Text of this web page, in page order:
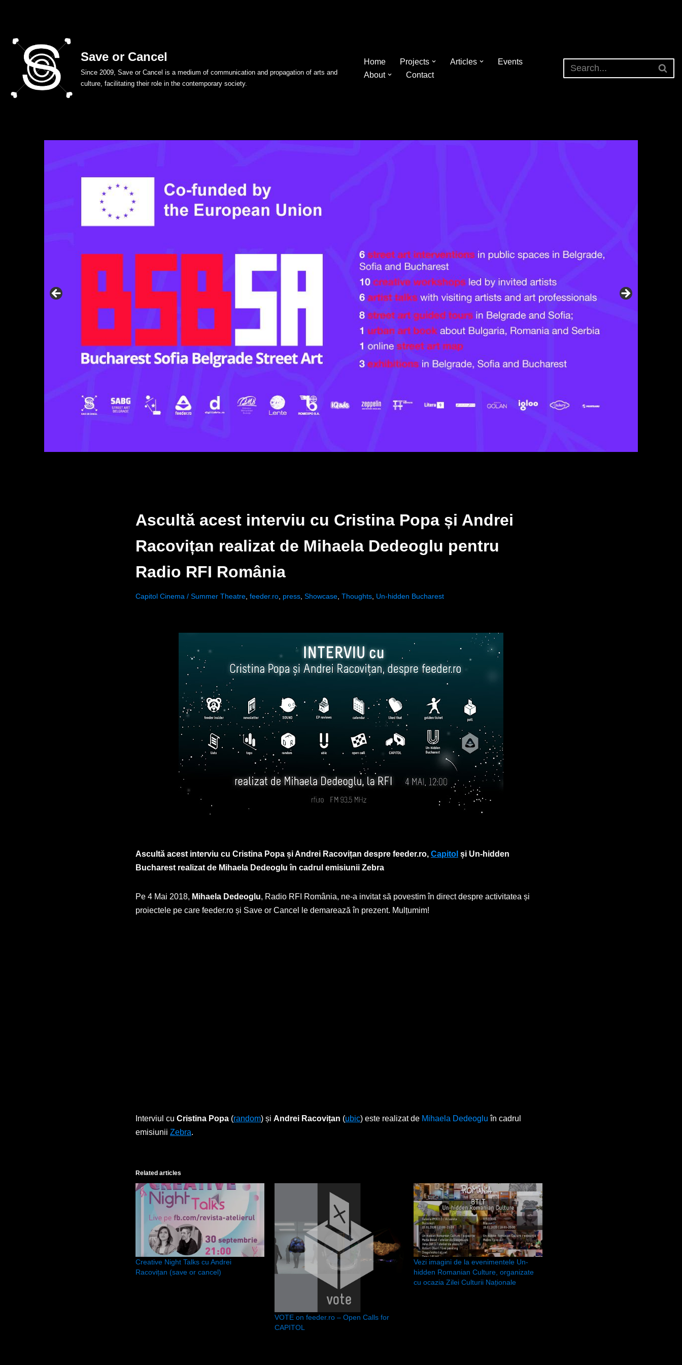
to
content
Save or Cancel
Since 2009, Save or Cancel is a medium of communication and propagation of arts and
culture, facilitating their role in the contemporary society.
Home Projects Articles
Events
About
Contact
Ascultă acest interviu cu Cristina Popa și Andrei
Racovițan realizat de Mihaela Dedeoglu pentru
Radio RFI România
Capitol Cinema / Summer Theatre, feeder.ro, press, Showcase, Thoughts, Un-hidden Bucharest
Ascultă acest interviu cu Cristina Popa și Andrei Racovițan despre feeder.ro, Capitol și Un-hidden
Bucharest realizat de Mihaela Dedeoglu în cadrul emisiunii Zebra
Pe 4 Mai 2018, Mihaela Dedeoglu, Radio RFI România, ne-a invitat să povestim în direct despre activitatea și
proiectele pe care feeder.ro și Save or Cancel le demarează în prezent. Mulțumim!
Interviul cu Cristina Popa (random) și Andrei Racovițan (ubic) este realizat de Mihaela Dedeoglu în cadrul
emisiunii Zebra.
Related articles
Creative Night Talks cu Andrei
Racovițan (save or cancel)
VOTE on feeder.ro – Open Calls for
CAPITOL
Vezi imagini de la evenimentele Un-
hidden Romanian Culture, organizate
cu ocazia Zilei Culturii Naționale